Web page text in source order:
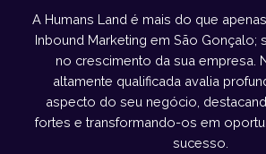
A Humans Land é mais do que
Inbound Marketing em São Gonçalo;
no crescimento da sua empresa.
altamente qualificada avalia
aspecto do seu negócio,
fortes e transformando-os em
sucesso.